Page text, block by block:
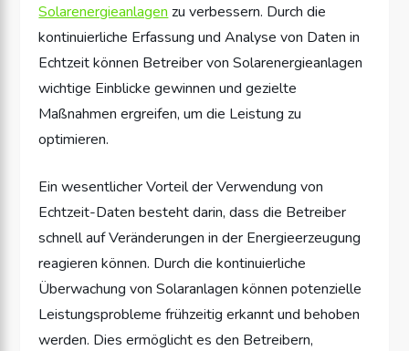
Solarenergieanlagen zu verbessern. Durch die
kontinuierliche Erfassung und Analyse von Daten in
Echtzeit können Betreiber von Solarenergieanlagen
wichtige Einblicke gewinnen und gezielte
Maßnahmen ergreifen, um die Leistung zu
optimieren.
Ein wesentlicher Vorteil der Verwendung von
Echtzeit-Daten besteht darin, dass die Betreiber
schnell auf Veränderungen in der Energieerzeugung
reagieren können. Durch die kontinuierliche
Überwachung von Solaranlagen können potenzielle
Leistungsprobleme frühzeitig erkannt und behoben
werden. Dies ermöglicht es den Betreibern,